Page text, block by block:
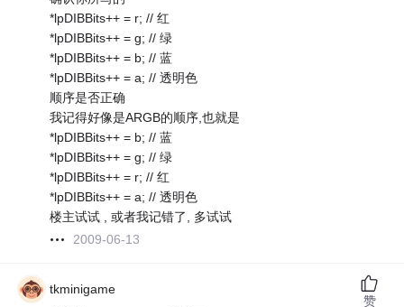
*lpDIBBits++ = r; // 红
*lpDIBBits++ = g; // 绿
*lpDIBBits++ = b; // 蓝
*lpDIBBits++ = a; // 透明色
顺序是否正确
我记得好像是ARGB的顺序,也就是
*lpDIBBits++ = b; // 蓝
*lpDIBBits++ = g; // 绿
*lpDIBBits++ = r; // 红
*lpDIBBits++ = a; // 透明色
楼主试试 , 或者我记错了, 多试试
2009-06-13
tkminigame
赞